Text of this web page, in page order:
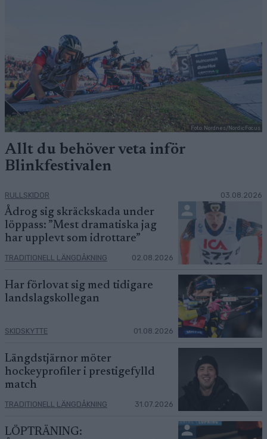
Foto: Nordnes/NordicFocus
Allt du behöver veta inför
Blinkfestivalen
RULLSKIDOR 03.08.2026
Ådrog sig skräckskada under
löppass: ”Mest dramatiska jag
har upplevt som idrottare”
TRADITIONELL LÄNGDÅKNING 02.08.2026
Har förlovat sig med tidigare
landslagskollegan
SKIDSKYTTE 01.08.2026
Längdstjärnor möter
hockeyprofiler i prestigefylld
match
TRADITIONELL LÄNGDÅKNING 31.07.2026
LÖPTRÄNING: